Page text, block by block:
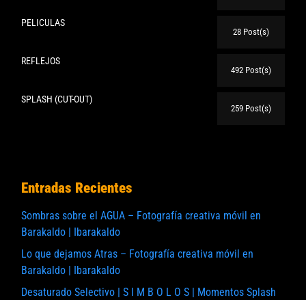
PELICULAS
28 Post(s)
REFLEJOS
492 Post(s)
SPLASH (CUT-OUT)
259 Post(s)
Entradas Recientes
Sombras sobre el AGUA – Fotografía creativa móvil en
Barakaldo | Ibarakaldo
Lo que dejamos Atras – Fotografía creativa móvil en
Barakaldo | Ibarakaldo
Desaturado Selectivo | S I M B O L O S | Momentos Splash